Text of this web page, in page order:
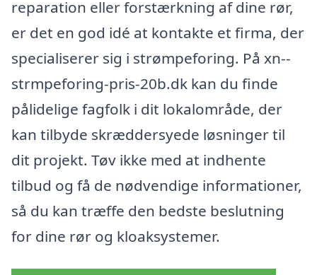
reparation eller forstærkning af dine rør,
er det en god idé at kontakte et firma, der
specialiserer sig i strømpeforing. På xn--
strmpeforing-pris-20b.dk kan du finde
pålidelige fagfolk i dit lokalområde, der
kan tilbyde skræddersyede løsninger til
dit projekt. Tøv ikke med at indhente
tilbud og få de nødvendige informationer,
så du kan træffe den bedste beslutning
for dine rør og kloaksystemer.